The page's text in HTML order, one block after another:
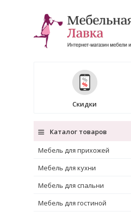
Скидки
Каталог товаров
Мебель для прихожей
Мебель для кухни
Мебель для спальни
Мебель для гостиной